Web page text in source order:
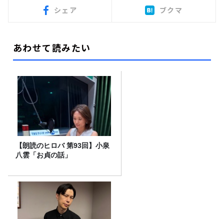
シェア ブクマ
あわせて読みたい
【朗読のヒロバ 第93回】小泉
八雲「お貞の話」